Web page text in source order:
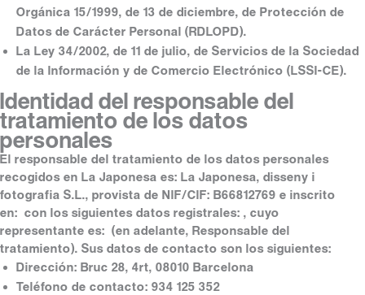
Orgánica 15/1999, de 13 de diciembre, de Protección de
Datos de Carácter Personal (RDLOPD).
La Ley 34/2002, de 11 de julio, de Servicios de la Sociedad
de la Información y de Comercio Electrónico (LSSI-CE).
Identidad del responsable del
tratamiento de los datos
personales
El responsable del tratamiento de los datos personales
recogidos en La Japonesa es: La Japonesa, disseny i
fotografia S.L., provista de NIF/CIF: B66812769 e inscrito
en: con los siguientes datos registrales: , cuyo
representante es: (en adelante, Responsable del
tratamiento). Sus datos de contacto son los siguientes:
Dirección: Bruc 28, 4rt, 08010 Barcelona
Teléfono de contacto: 934 125 352